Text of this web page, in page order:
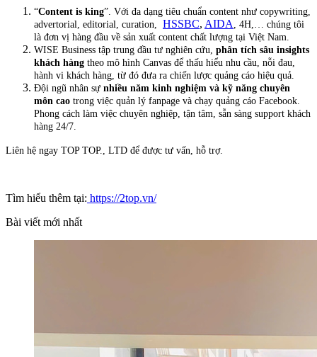
“Content is king”. Với đa dạng tiêu chuẩn content như copywriting,
advertorial, editorial, curation, HSSBC, AIDA , 4H,… chúng tôi
là đơn vị hàng đầu về sản xuất content chất lượng tại Việt Nam.
WISE Business tập trung đầu tư nghiên cứu, phân tích sâu insights
khách hàng theo mô hình Canvas để thấu hiểu nhu cầu, nỗi đau,
hành vi khách hàng, từ đó đưa ra chiến lược quảng cáo hiệu quả.
Đội ngũ nhân sự nhiều năm kinh nghiệm và kỹ năng chuyên
môn cao trong việc quản lý fanpage và chạy quảng cáo Facebook.
Phong cách làm việc chuyên nghiệp, tận tâm, sẵn sàng support khách
hàng 24/7.
Liên hệ ngay TOP TOP., LTD để được tư vấn, hỗ trợ.
Tìm hiểu thêm tại: https://2top.vn/
Bài viết mới nhất